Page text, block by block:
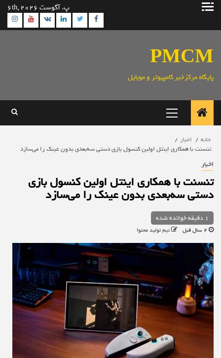
پرش
پ. آگوست 6th, 2026
Facebook
Twitter
Linkedin
VK
PMCM
پایگاه مرکزخبر کامپیوتر و موبایل
اصلی
خانه
اخبار
تنسنت با همکاری اینتل اولین کنسول بازی دستی سه‌بعدی بدون عینک را می‌سازد
اخبار
تنسنت با همکاری اینتل اولین کنسول بازی
دستی سه‌بعدی بدون عینک را می‌سازد
1 دقیقه خوانده شده
تیم تولید محتوا